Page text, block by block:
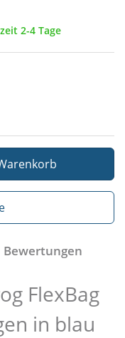
2-4 Tage
Bewertungen
FlexBag
in blau